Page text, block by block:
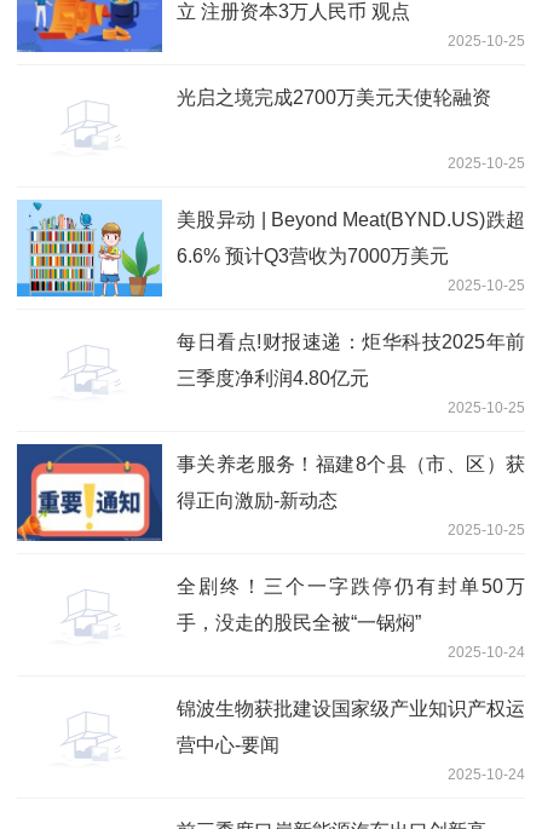
立 注册资本3万人民币 观点
2025-10-25
光启之境完成2700万美元天使轮融资
2025-10-25
美股异动 | Beyond Meat(BYND.US)跌超
6.6% 预计Q3营收为7000万美元
2025-10-25
每日看点!财报速递：炬华科技2025年前
三季度净利润4.80亿元
2025-10-25
事关养老服务！福建8个县（市、区）获
得正向激励-新动态
2025-10-25
全剧终！三个一字跌停仍有封单50万
手，没走的股民全被“一锅焖”
2025-10-24
锦波生物获批建设国家级产业知识产权运
营中心-要闻
2025-10-24